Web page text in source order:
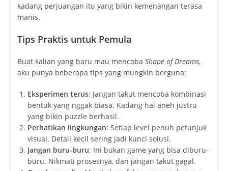
kadang perjuangan itu yang bikin kemenangan terasa
manis.
Tips Praktis untuk Pemula
Buat kalian yang baru mau mencoba Shape of Dreams,
aku punya beberapa tips yang mungkin berguna:
Eksperimen terus: Jangan takut mencoba kombinasi
bentuk yang nggak biasa. Kadang hal aneh justru
yang bikin puzzle berhasil.
Perhatikan lingkungan: Setiap level penuh petunjuk
visual. Detail kecil sering jadi kunci solusi.
Jangan buru-buru: Ini bukan game yang bisa diburu-
buru. Nikmati prosesnya, dan jangan takut gagal.